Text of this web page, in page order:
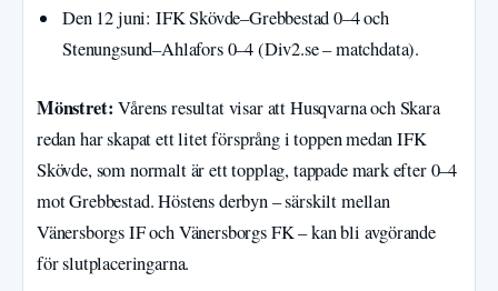
Den 12 juni: IFK Skövde–Grebbestad 0–4 och
Stenungsund–Ahlafors 0–4 (Div2.se – matchdata).
Mönstret: Vårens resultat visar att Husqvarna och Skara
redan har skapat ett litet försprång i toppen medan IFK
Skövde, som normalt är ett topplag, tappade mark efter 0–4
mot Grebbestad. Höstens derbyn – särskilt mellan
Vänersborgs IF och Vänersborgs FK – kan bli avgörande
för slutplaceringarna.